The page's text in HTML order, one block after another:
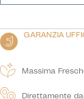
GARANZIA
Massima
Direttamente